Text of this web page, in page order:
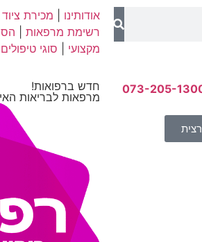
אודותינו מכירת
רשימת מרפאות|
מקצועי
סוגי טיפולים
073-205-
חדש ברפואות!
מרפאות לבריאות